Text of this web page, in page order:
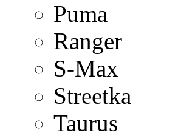
Puma
Ranger
S-Max
Streetka
Taurus